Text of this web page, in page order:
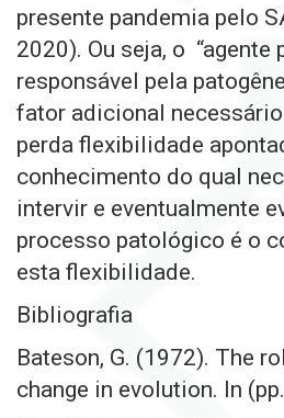
presente pandemia pelo
2020). Ou seja, o “agente
responsável pela
fator adicional
perda flexibilidade
conhecimento do qual
intervir e eventualmente
processo patológico é o
esta flexibilidade.
Bibliografia
Bateson, G. (1972). The
change in evolution. In